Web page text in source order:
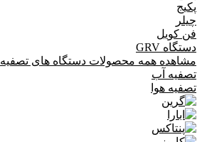
پکیج
چیلر
فن کویل
دستگاه GRV
مشاهده همه محصولات دستگاه های تصفیه
تصفیه آب
تصفیه هوا